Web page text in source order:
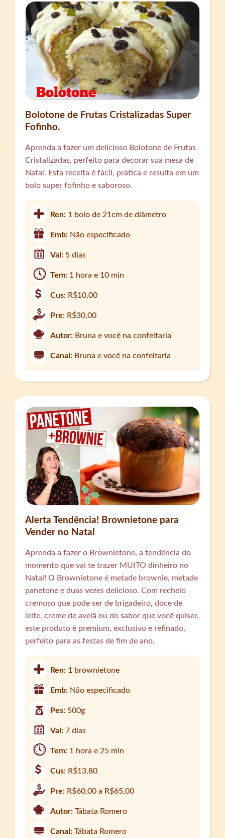
Bolotone de Frutas Cristalizadas Super
Fofinho.
Aprenda a fazer um delicioso Bolotone de Frutas
Cristalizadas, perfeito para decorar sua mesa de
Natal. Esta receita é fácil, prática e resulta em um
bolo super fofinho e saboroso.
Ren: 1 bolo de 21cm de diâmetro
Emb: Não especificado
Val: 5 dias
Tem: 1 hora e 10 min
Cus: R$10,00
Pre: R$30,00
Autor: Bruna e você na confeitaria
Canal: Bruna e você na confeitaria
Alerta Tendência! Brownietone para
Vender no Natal
Aprenda a fazer o Brownietone, a tendência do
momento que vai te trazer MUITO dinheiro no
Natal! O Brownietone é metade brownie, metade
panetone e duas vezes delicioso. Com recheio
cremoso que pode ser de brigadeiro, doce de
leite, creme de avelã ou do sabor que você quiser,
este produto é premium, exclusivo e refinado,
perfeito para as festas de fim de ano.
Ren: 1 brownietone
Emb: Não especificado
Pes: 500g
Val:7 dias
Tem: 1 hora e 25 min
Cus: R$13,80
Pre: R$60,00 a R$65,00
Autor: Tábata Romero
Canal: Tábata Romero